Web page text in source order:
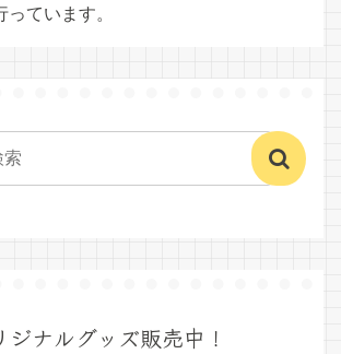
ています。
ジナルグッズ販売中！